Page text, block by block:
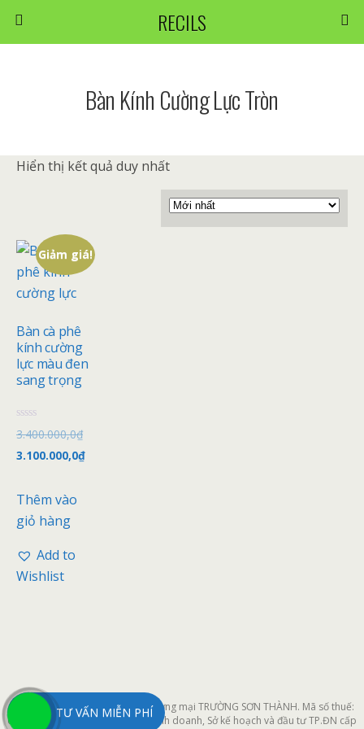
RECILS
Bàn Kính Cường Lực Tròn
Hiển thị kết quả duy nhất
Giảm giá!
Bàn cà phê
kính cường
lực màu đen
sang trọng
Đ
ư
ợ
c
p
h
n
5
a
3.400.000,0₫
3.100.000,0₫
Thêm vào
giỏ hàng
Add to
Wishlist
Công ty cổ phần xây dựng và thương mại TRƯỜNG SƠN THÀNH. Mã số thuế:
0401964611 do Phòng đăng ký kinh doanh, Sở kế hoạch và đầu tư TP.ĐN cấp
TƯ VẤN MIỄN PHÍ